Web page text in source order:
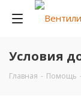
Условия
Главная - Помощь -